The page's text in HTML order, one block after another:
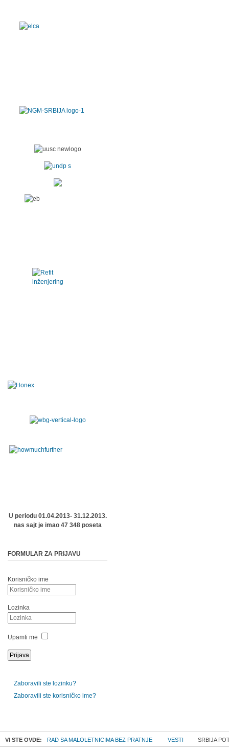
U periodu 01.04.2013- 31.12.2013.
nas sajt je imao 47 348 poseta
FORMULAR ZA PRIJAVU
Korisničko ime
Lozinka
Upamti me
Zaboravili ste lozinku?
Zaboravili ste korisničko ime?
VI STE OVDE: RAD SA MALOLETNICIMA BEZ PRATNJE VESTI SRBIJA